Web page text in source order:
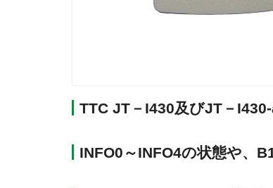
TTC JT－I430及びJT－
INFO0～INFO4の状態や、